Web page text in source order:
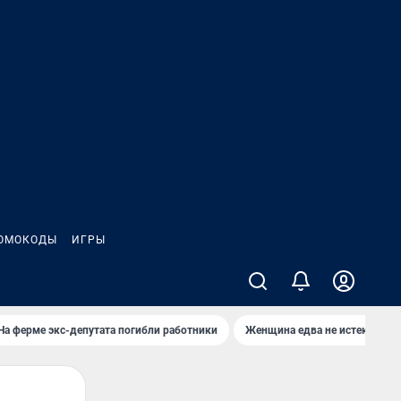
ИГРЫ
ферме экс-депутата погибли работники Женщина едва не истекла